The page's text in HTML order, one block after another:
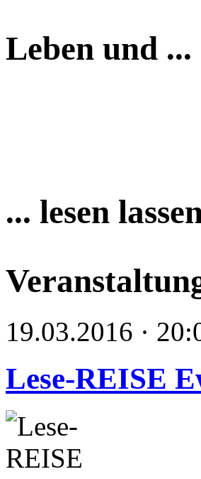
Leben und ...
... lesen
19.03.2016 ·
Lese-REISE